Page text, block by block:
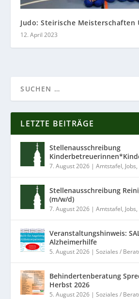
Judo: Steirische Meisterschaften
12. April 2023
LETZTE BEITRÄGE
Stellenausschreibung
7. August 2026 |Amtstafel, Jobs,
Stellenausschreibung
(m/w/d)
7. August 2026 |Amtstafel, Jobs,
Veranstaltungshinweis:
Alzheimerhilfe
5. August 2026 |Soziales /
Behindertenberatung
Herbst 2026
5. August 2026 |Soziales /